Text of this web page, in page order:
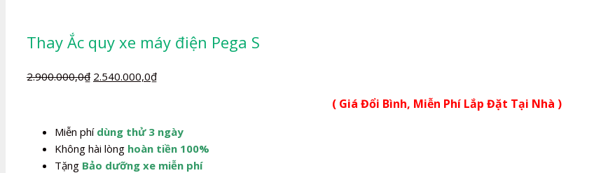
Thay Ắc quy xe máy điện Pega S
2.900.000,0₫ Giá
2.900.000,0₫.
2.540.000,0₫Giá
2.540.000,0₫.
( Giá Đổi Bình, Miễn Phí Lắp Đặt Tại Nhà )
Miễn phí dùng thử 3 ngày
Không hài lòng hoàn tiền 100%
Tặng Bảo dưỡng xe miễn phí